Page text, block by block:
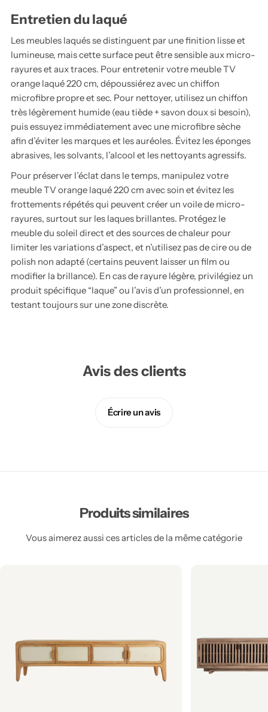
Entretien du laqué
Les meubles laqués se distinguent par une finition lisse et
lumineuse, mais cette surface peut être sensible aux micro-
rayures et aux traces. Pour entretenir votre meuble TV
orange laqué 220 cm, dépoussiérez avec un chiffon
microfibre propre et sec. Pour nettoyer, utilisez un chiffon
très légèrement humide (eau tiède + savon doux si besoin),
puis essuyez immédiatement avec une microfibre sèche
afin d’éviter les marques et les auréoles. Évitez les éponges
abrasives, les solvants, l’alcool et les nettoyants agressifs.
Pour préserver l’éclat dans le temps, manipulez votre
meuble TV orange laqué 220 cm avec soin et évitez les
frottements répétés qui peuvent créer un voile de micro-
rayures, surtout sur les laques brillantes. Protégez le
meuble du soleil direct et des sources de chaleur pour
limiter les variations d’aspect, et n’utilisez pas de cire ou de
polish non adapté (certains peuvent laisser un film ou
modifier la brillance). En cas de rayure légère, privilégiez un
produit spécifique “laque” ou l’avis d’un professionnel, en
testant toujours sur une zone discrète.
Avis des clients
Écrire un avis
Produits similaires
Vous aimerez aussi ces articles de la même catégorie